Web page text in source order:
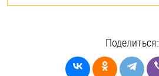
Поделиться: